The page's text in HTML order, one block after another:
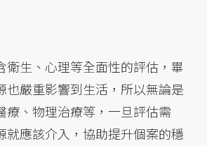
衛生、心理等全面性的評估，畢
也嚴重影響到生活，所以無論是
療、物理治療等，一旦評估需
就應該介入，協助提升個案的穩